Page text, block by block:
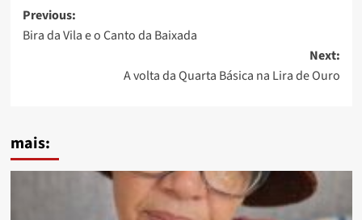
Post
navigation
Previous:
Bira da Vila e o Canto da Baixada
Next:
A volta da Quarta Básica na Lira de Ouro
mais: